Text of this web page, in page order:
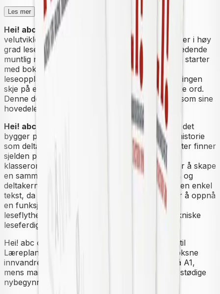
Les mer
Hei! abc bygger et muntlig ordforråd først
velutviklet ordforråd på opplæringsspråket støtter i høy
grad leseprosessen.
har derfor en innledende
muntlig norskopplæringsdel før alfabetiseringen starter
med bokstavgjennomgang og grunnleggende
leseopplæring. På denne måten kan leseopplæringen
skje på en etablert grunnmur med kjente, norske ord.
Denne delen har detaljerte illustrasjoner og lyd som sine
hovedelementer.
Hei! abc er meningsfylt fra første bokstav
da det
bygger på en motiverende, sammenhengende historie
som deltakerne kan kjenne seg igjen i. Analfabeter finner
sjelden plass for sine egne, rike livserfaringer i
klasseromssituasjonen, og
Hei! abcsøker derfor å skape
en sammenheng mellom opplæringssituasjonen og
deltakernes tidligere liv. Læreverket har mye, men enkel
tekst, da deltakerne trenger mye lesetrening for å oppnå
en funksjonell leseflyt. Gjennom arbeid med
leseflytheftet
automatiseres den tekniske
leseferdigheten.
Hei! abc dekker læreplanmålene i alfamodulen til
Læreplan i norsk og samfunnskunnskap for voksne
innvandrere
. Muntlig mål for læreverket er nivå A1,
mens man skriftlig ønsker å gjøre deltakerne til stødige
nybegynnerskrivere.